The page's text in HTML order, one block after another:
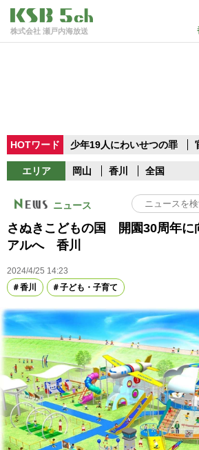
株式会社 瀬戸内海放送
HOTワード 少年19人にわいせつの罪
エリア 岡山 香川 全国
ニュース
さぬきこどもの国 開園30周年に
アルへ 香川
2024/4/25 14:23
香川
子ども・子育て